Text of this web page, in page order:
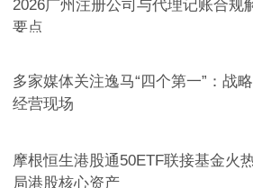
2026广州注册公司与代理记账合规
要点
多家媒体关注逸马“四个第一”：战
经营现场
摩根恒生港股通50ETF联接基金火